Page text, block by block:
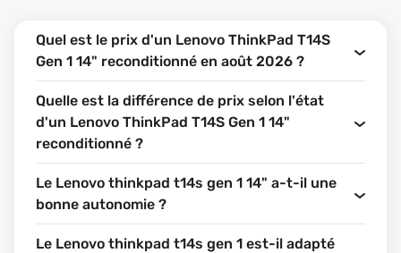
Quel est le prix d'un Lenovo ThinkPad T14S
Gen 1 14" reconditionné en août 2026 ?
Quelle est la différence de prix selon l'état
d'un Lenovo ThinkPad T14S Gen 1 14"
reconditionné ?
Le Lenovo thinkpad t14s gen 1 14" a-t-il une
bonne autonomie ?
Le Lenovo thinkpad t14s gen 1 est-il adapté